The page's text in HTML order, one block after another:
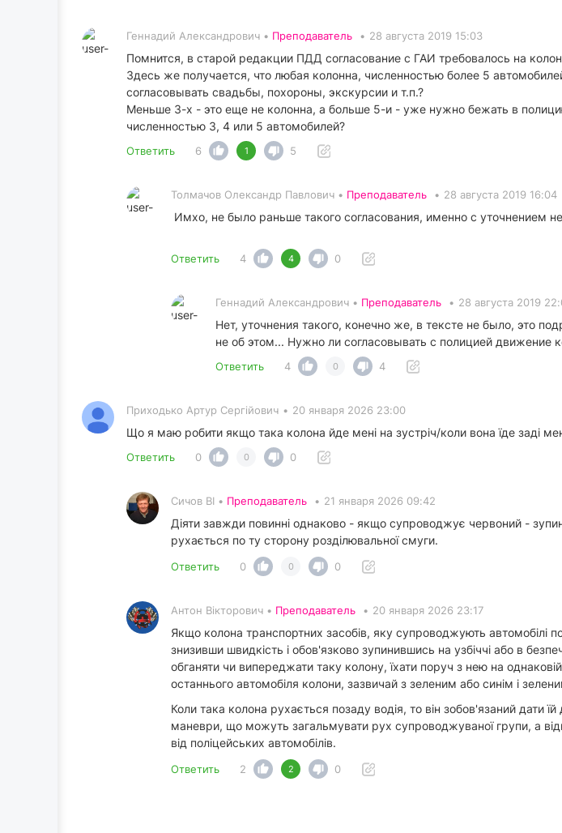
Геннадий Александрович • Преподаватель • 28 августа 2019 15:03
Помнится, в старой редакции ПДД согласование с ГАИ требовалось на
Здесь же получается, что любая колонна, численностью более 5
согласовывать свадьбы, похороны, экскурсии и т.п.?
Меньше 3-х - это еще не колонна, а больше 5-и - уже нужно бежать в
численностью 3, 4 или 5 автомобилей?
Ответить 6 1 5
Толмачов Олександр Павлович • Преподаватель • 28 августа 2019 16:04
Имхо, не было раньше такого согласования, именно с уточнением
Ответить 4 4 0
Геннадий Александрович • Преподаватель • 28 августа 2019
Нет, уточнения такого, конечно же, в тексте не было, это
не об этом... Нужно ли согласовывать с полицией движение
Ответить 4 0 4
Приходько Артур Сергійович • 20 января 2026 23:00
Що я маю робити якщо така колона йде мені на зустріч/коли вона їде заді
Ответить 0 0 0
Сичов ВІ • Преподаватель • 21 января 2026 09:42
Діяти завжди повинні однаково - якщо супроводжує червоний -
рухається по ту сторону розділювальної смуги.
Ответить 0 0 0
Антон Вікторович • Преподаватель • 20 января 2026 23:17
Якщо колона транспортних засобів, яку супроводжують автомобілі
знизивши швидкість і обов'язково зупинившись на узбіччі або в
обганяти чи випереджати таку колону, їхати поруч з нею на
останнього автомобіля колони, зазвичай з зеленим або синім і
​Коли така колона рухається позаду водія, то він зобов'язаний дати
маневри, що можуть загальмувати рух супроводжуваної групи, а
від поліцейських автомобілів.
Ответить 2 2 0